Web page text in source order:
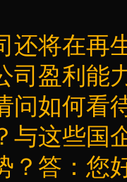
将在再生
司盈利能
如何看待
与这些国
？答：您